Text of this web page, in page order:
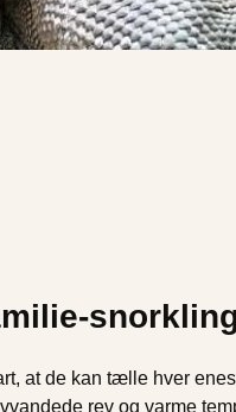
at de kan tælle hver
rev og varme